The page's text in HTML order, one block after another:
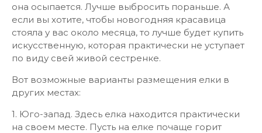
она осыпается. Лучше выбросить пораньше. А
если вы хотите, чтобы новогодняя красавица
стояла у вас около месяца, то лучше будет купить
искусственную, которая практически не уступает
по виду свей живой сестренке.
Вот возможные варианты размещения елки в
других местах:
1. Юго-запад. Здесь елка находится практически
на своем месте. Пусть на елке почаще горит